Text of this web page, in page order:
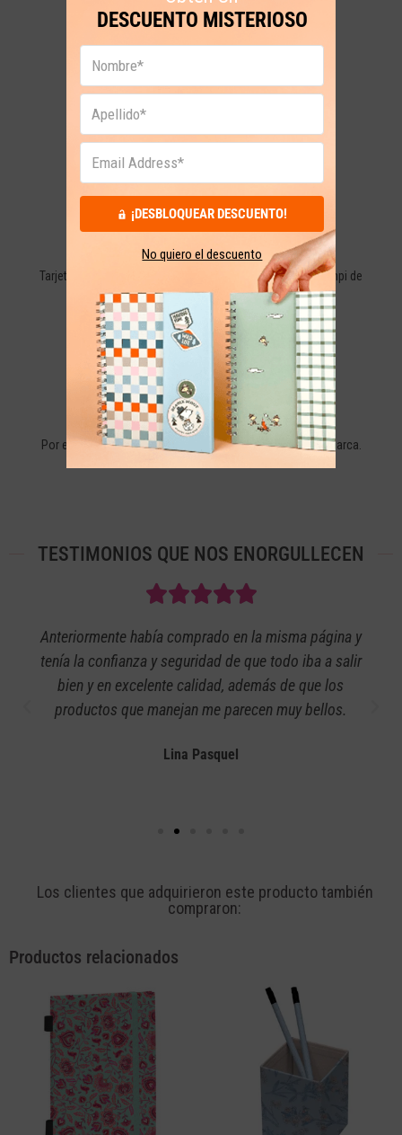
GARANTÍA Y DEVOLUCIONES
30 días calendario desde la fecha de tu compra.
Tarjetas de crédito, débito y PSE. Con la seguridad de Wompi de
Bancolombia.
+40 AÑOS DE EXPERIENCIA
Por eso más de 110.000 seguidores confían en nuestra marca.
TESTIMONIOS QUE NOS ENORGULLECEN
Anteriormente había comprado en la misma página y
tenía la confianza y seguridad de que todo iba a salir
bien y en excelente calidad, además de que los
productos que manejan me parecen muy bellos.
Lina Pasquel
Los clientes que adquirieron este producto también
compraron:
Productos relacionados
¡DESBLOQUEAR DESCUENTO!
DESCUENTO MISTERIOSO
No quiero el descuento